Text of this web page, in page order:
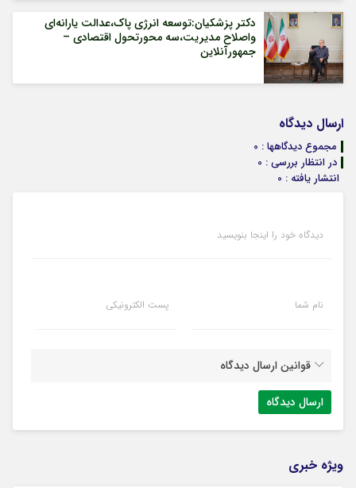
دکتر پزشکیان:توسعه انرژی پاک،عدالت یارانه‌ای
واصلاح مدیریت،سه محورتحول اقتصادی –
جمهورآنلاین
ارسال دیدگاه
مجموع دیدگاهها : 0
در انتظار بررسی : 0
انتشار یافته : 0
دیدگاه خود را اینجا بنویسید
نام شما پست الکترونیکی
قوانین ارسال دیدگاه
ویژه خبری